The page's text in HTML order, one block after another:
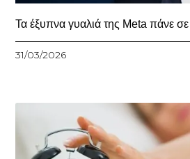
Τα έξυπνα γυαλιά της Meta πάνε
31/03/2026